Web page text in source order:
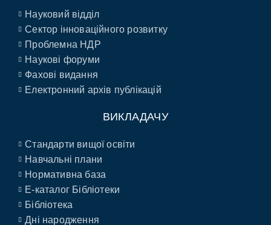
Науковий відділ
Сектор інноваційного розвитку
Проблемна НДР
Наукові форуми
Фахові видання
Електронний архів публікацій
ВИКЛАДАЧУ
Стандарти вищої освіти
Навчальні плани
Нормативна база
E-каталог Бібліотеки
Бібліотека
Дні народження